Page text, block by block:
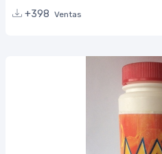
+398 Ventas